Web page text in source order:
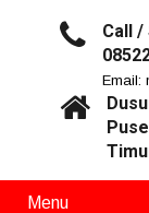
Call /
Email:
Menu